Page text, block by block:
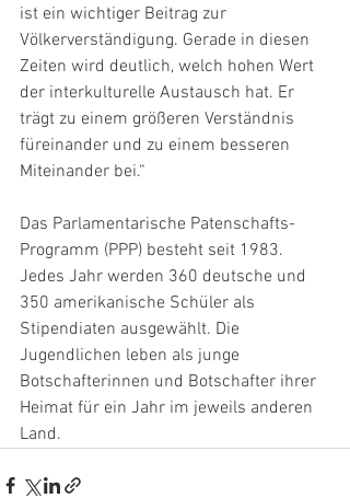
ist ein wichtiger Beitrag zur
Völkerverständigung. Gerade in diesen
Zeiten wird deutlich, welch hohen Wert
der interkulturelle Austausch hat. Er
trägt zu einem größeren Verständnis
füreinander und zu einem besseren
Miteinander bei.“
Das Parlamentarische Patenschafts-
Programm (PPP) besteht seit 1983.
Jedes Jahr werden 360 deutsche und
350 amerikanische Schüler als
Stipendiaten ausgewählt. Die
Jugendlichen leben als junge
Botschafterinnen und Botschafter ihrer
Heimat für ein Jahr im jeweils anderen
Land.